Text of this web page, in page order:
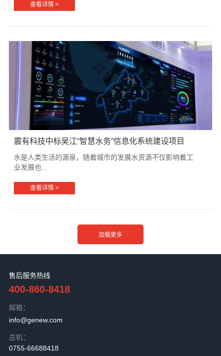
查看详情 >
震有科技中标吴江“智慧水务”信息化系统建设项目
水是人类生活的源泉，随着城市的发展水资源不仅影响着工
业发展也...
查看详情 >
售后服务热线
400-860-8418
邮箱：
info@genew.com
总机：
0755-66688418